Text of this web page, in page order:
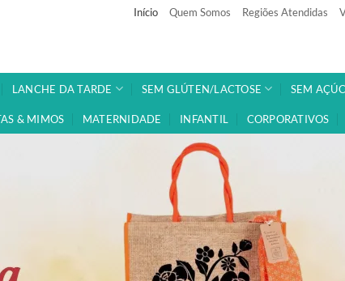
Início Quem Somos Regiões Atendidas
LANCHE DA TARDE SEM GLÚTEN/LACTOSE SEM
& MIMOS MATERNIDADE INFANTIL CORPORATIVOS